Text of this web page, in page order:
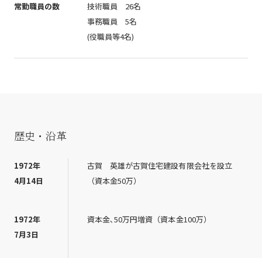
常勤職員の数
技術職員 26名
事務職員 5名
(役職員等4名)
歴史・沿革
1972年
4月14日
古賀 英雄が古賀住宅建設有限会社を設立
（資本金50万）
1972年
7月3日
資本金､50万円増資（資本金100万）